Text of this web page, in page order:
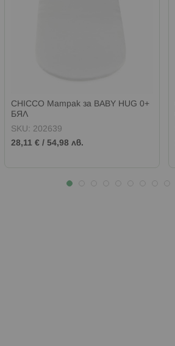
CHICCO Матрак за BABY HUG 0+
БЯЛ
SKU: 202639
28,11 € / 54,98 лв.